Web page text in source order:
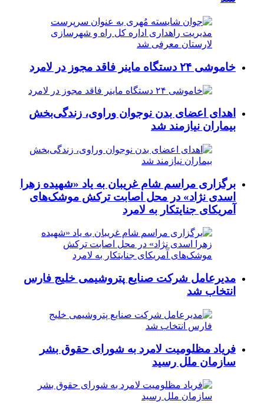
خاموشی ۲۴ دستگاه ماینر فاقد مجوز در لامرد
اهدای اعضای بدن نوجوان وراوی، زندگی‌بخش
بیماران نیازمند شد
برگزاری مراسم شام غریبان به یاد «شهیده زهرا
اسدی نژاد» در محل اصابت ترکش موشک‌های
آمریکای جنایتکار به لامرد
مدیرعامل شرکت صنایع پتروشیمی خلیج فارس
انتخاب شد
فریاد مظلومیت لامرد به شورای حقوق بشر
سازمان ملل رسید